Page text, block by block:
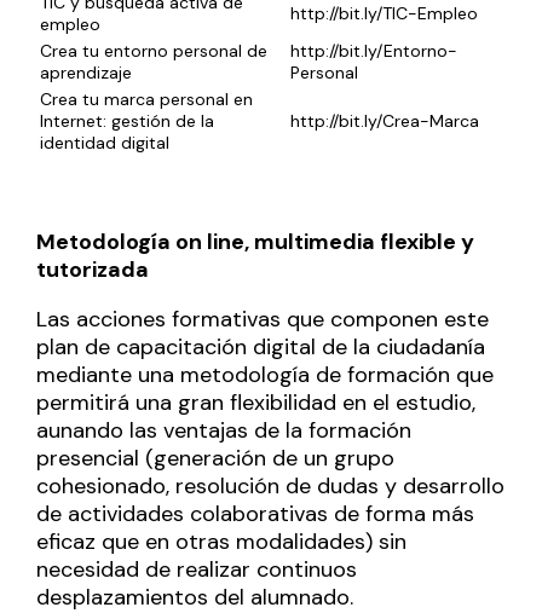
empleo
http://bit.ly/TIC-Empleo
Crea tu entorno personal de
aprendizaje
http://bit.ly/Entorno-
Personal
Crea tu marca personal en
Internet: gestión de la
identidad digital
http://bit.ly/Crea-Marca
Metodología on line, multimedia flexible y
tutorizada
Las acciones formativas que componen este
plan de capacitación digital de la ciudadanía
mediante una metodología de formación que
permitirá una gran flexibilidad en el estudio,
aunando las ventajas de la formación
presencial (generación de un grupo
cohesionado, resolución de dudas y desarrollo
de actividades colaborativas de forma más
eficaz que en otras modalidades) sin
necesidad de realizar continuos
desplazamientos del alumnado.